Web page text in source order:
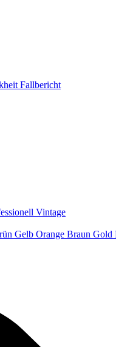
Fallbericht
Vintage
Gelb Orange Braun Gold